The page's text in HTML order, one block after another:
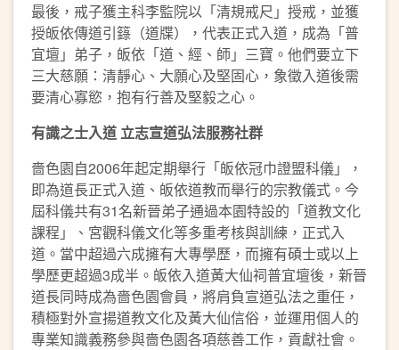
最後，戒子獲主科李監院以「清規戒尺」授戒，並獲
授皈依傳道引籙（道牒），代表正式入道，成為「普
宜壇」弟子，皈依「道、經、師」三寶。他們要立下
三大慈願：清靜心、大願心及堅固心，象徵入道後需
要清心寡慾，抱有行善及堅毅之心。
有識之士入道 立志宣道弘法服務社群
嗇色園自2006年起定期舉行「皈依冠巾證盟科儀」，
即為道長正式入道、皈依道教而舉行的宗教儀式。今
屆科儀共有31名新晉弟子通過本園特設的「道教文化
課程」、宮觀科儀文化等多重考核與訓練，正式入
道。當中超過六成擁有大專學歷，而擁有碩士或以上
學歷更超過3成半。皈依入道黃大仙祠普宜壇後，新晉
道長同時成為嗇色園會員，將肩負宣道弘法之重任，
積極對外宣揚道教文化及黃大仙信俗，並運用個人的
專業知識義務參與嗇色園各項慈善工作，貢獻社會。